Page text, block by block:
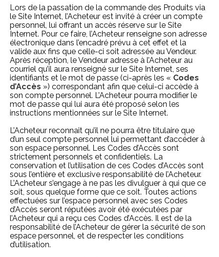
Lors de la passation de la commande des Produits via
le Site Internet, l’Acheteur est invité à créer un compte
personnel, lui offrant un accès réserve sur le Site
Internet. Pour ce faire, l’Acheteur renseigne son adresse
électronique dans l’encadré prévu à cet effet et la
valide aux fins que celle-ci soit adressée au Vendeur.
Après réception, le Vendeur adresse à l’Acheteur au
courriel qu’il aura renseigné sur le Site Internet, ses
identifiants et le mot de passe (ci-après les « Codes
d’Accès ») correspondant afin que celui-ci accède à
son compte personnel. L’Acheteur pourra modifier le
mot de passe qui lui aura été proposé selon les
instructions mentionnées sur le Site Internet.
L’Acheteur reconnait qu’il ne pourra être titulaire que
d’un seul compte personnel lui permettant d’accéder à
son espace personnel. Les Codes d’Accès sont
strictement personnels et confidentiels. La
conservation et l’utilisation de ces Codes d’Accès sont
sous l’entière et exclusive responsabilité de l’Acheteur.
L’Acheteur s’engage à ne pas les divulguer à qui que ce
soit, sous quelque forme que ce soit. Toutes actions
effectuées sur l’espace personnel avec ses Codes
d’Accès seront réputées avoir été exécutées par
l’Acheteur qui a reçu ces Codes d’Accès. Il est de la
responsabilité de l’Acheteur de gérer la sécurité de son
espace personnel, et de respecter les conditions
d’utilisation.